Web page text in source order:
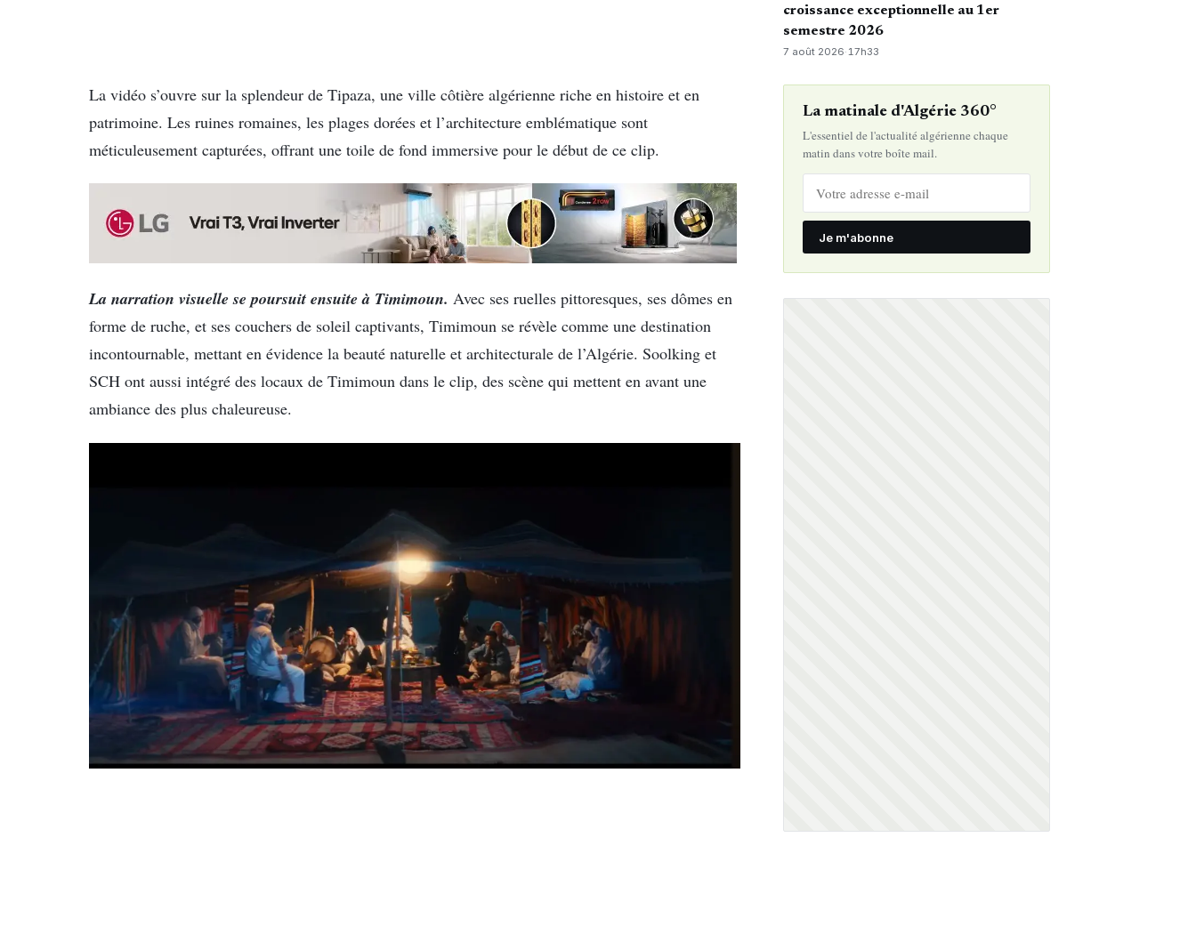
La vidéo s’ouvre sur la splendeur de Tipaza, une ville côtière algérienne riche en histoire et en
patrimoine. Les ruines romaines, les plages dorées et l’architecture emblématique sont
méticuleusement capturées, offrant une toile de fond immersive pour le début de ce clip.
La narration visuelle se poursuit ensuite à Timimoun. Avec ses ruelles pittoresques, ses dômes en
forme de ruche, et ses couchers de soleil captivants, Timimoun se révèle comme une destination
incontournable, mettant en évidence la beauté naturelle et architecturale de l’Algérie. Soolking et
SCH ont aussi intégré des locaux de Timimoun dans le clip, des scène qui mettent en avant une
ambiance des plus chaleureuse.
croissance exceptionnelle au 1er
semestre 2026
7 août 2026· 17h33
La matinale d'Algérie 360°
L'essentiel de l'actualité algérienne chaque
matin dans votre boîte mail.
Je m'abonne